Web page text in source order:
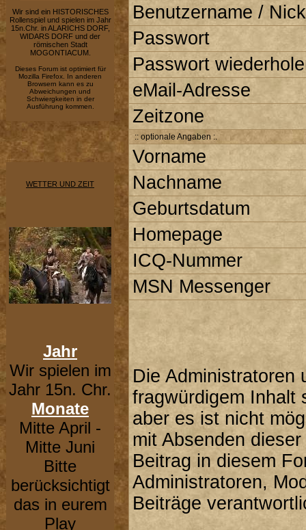
Wir sind ein HISTORISCHES
Rollenspiel und spielen im Jahr
15n.Chr. in ALARICHS DORF,
WIDARS DORF und der
römischen Stadt
MOGONTIACUM.
Dieses Forum ist optimiert für
Mozilla Firefox. In anderen
Browsern kann es zu
Abweichungen und
Schwiergkeiten in der
Ausführung kommen.
WETTER UND ZEIT
Jahr
Wir spielen im
Jahr 15n. Chr.
Monate
Mitte April -
Mitte Juni
Bitte
berücksichtigt
das in eurem
Play
Benutzername / Nick
Passwort
Passwort
eMail-Adresse
Zeitzone
:: optionale Angaben :.
Vorname
Nachname
Geburtsdatum
Homepage
ICQ-Nummer
MSN Messenger
Die Administratoren
fragwürdigem Inhalt
aber es ist nicht
mit Absenden
Beitrag in diesem
Administratoren,
Beiträge